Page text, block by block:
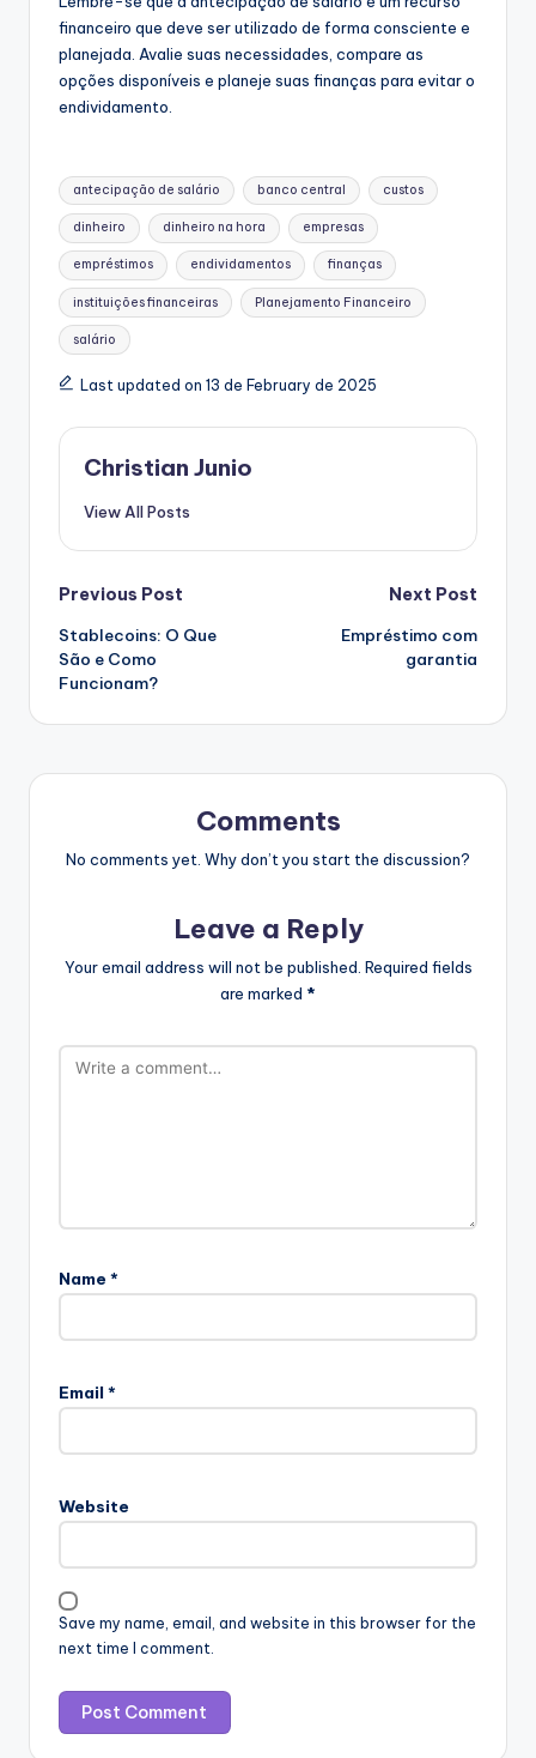
financeiro que deve ser utilizado de forma consciente e
planejada. Avalie suas necessidades, compare as
opções disponíveis e planeje suas finanças para evitar o
endividamento.
Tags:
antecipação de salário banco central custos
dinheiro dinheiro na hora empresas
empréstimos endividamentos finanças
instituições financeiras Planejamento Financeiro
salário
Last updated on 13 de February de 2025
Christian Junio
View All Posts
Post
navigation
Previous Post
Stablecoins: O Que
São e Como
Funcionam?
Next Post
Empréstimo com
garantia
Comments
No comments yet. Why don’t you start the discussion?
Leave a Reply
Your email address will not be published. Required fields
are marked *
Name *
Email *
Website
Save my name, email, and website in this browser for the
next time I comment.